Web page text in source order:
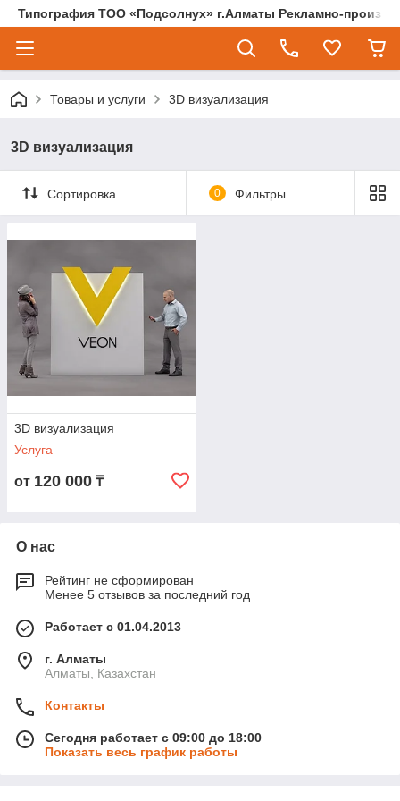
Типография ТОО «Подсолнух» г.Алматы Рекламно-
Товары и услуги 3D визуализация
3D визуализация
Сортировка 0 Фильтры
3D визуализация
Услуга
от 120 000 ₸
О нас
Рейтинг не сформирован
Менее 5 отзывов за последний год
Работает с 01.04.2013
г. Алматы
Алматы, Казахстан
Контакты
Сегодня работает с 09:00 до 18:00
Показать весь график работы